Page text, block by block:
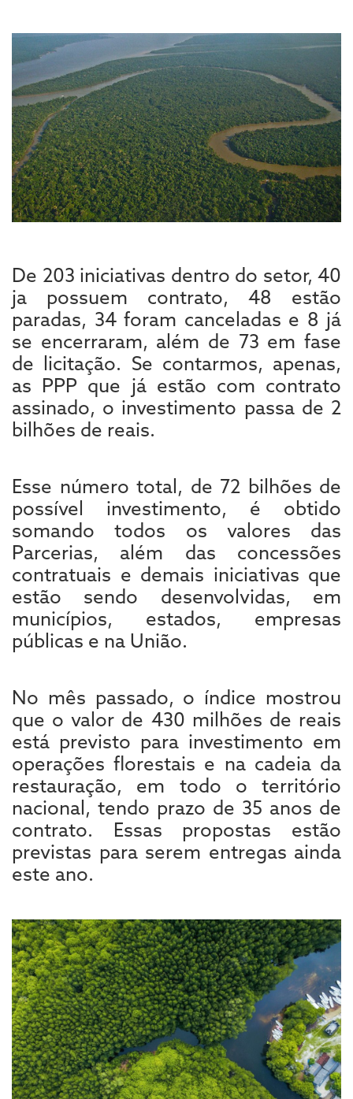
De 203 iniciativas dentro do setor, 40
ja possuem contrato, 48 estão
paradas, 34 foram canceladas e 8 já
se encerraram, além de 73 em fase
de licitação. Se contarmos, apenas,
as PPP que já estão com contrato
assinado, o investimento passa de 2
bilhões de reais.
Esse número total, de 72 bilhões de
possível investimento, é obtido
somando todos os valores das
Parcerias, além das concessões
contratuais e demais iniciativas que
estão sendo desenvolvidas, em
municípios, estados, empresas
públicas e na União.
No mês passado, o índice mostrou
que o valor de 430 milhões de reais
está previsto para investimento em
operações florestais e na cadeia da
restauração, em todo o território
nacional, tendo prazo de 35 anos de
contrato. Essas propostas estão
previstas para serem entregas ainda
este ano.